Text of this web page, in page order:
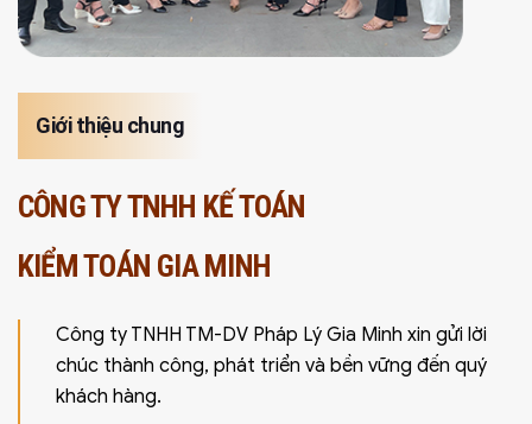
Giới thiệu chung
CÔNG TY TNHH KẾ TOÁN
KIỂM TOÁN GIA MINH
Công ty TNHH TM-DV Pháp Lý Gia Minh xin gửi lời
chúc thành công, phát triển và bền vững đến quý
khách hàng.